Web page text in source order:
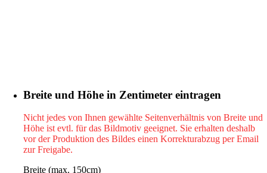
Breite und Höhe in Zentimeter eintragen
Nicht jedes von Ihnen gewählte Seitenverhältnis von Breite und
Höhe ist evtl. für das Bildmotiv geeignet. Sie erhalten deshalb
vor der Produktion des Bildes einen Korrekturabzug per Email
zur Freigabe.
Breite (max. 150cm)